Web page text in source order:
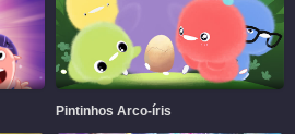
Pintinhos Arco-íris